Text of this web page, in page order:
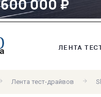
ЛЕНТА
Лента тест-драйвов